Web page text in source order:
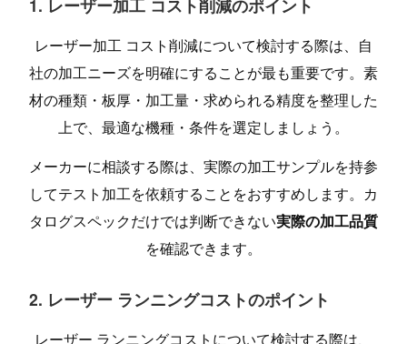
1. レーザー加工 コスト削減のポイント
レーザー加工 コスト削減について検討する際は、自
社の加工ニーズを明確にすることが最も重要です。素
材の種類・板厚・加工量・求められる精度を整理した
上で、最適な機種・条件を選定しましょう。
メーカーに相談する際は、実際の加工サンプルを持参
してテスト加工を依頼することをおすすめします。カ
タログスペックだけでは判断できない実際の加工品質
を確認できます。
2. レーザー ランニングコストのポイント
レーザー ランニングコストについて検討する際は、